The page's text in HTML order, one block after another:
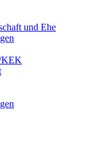
und Ehe
KEK